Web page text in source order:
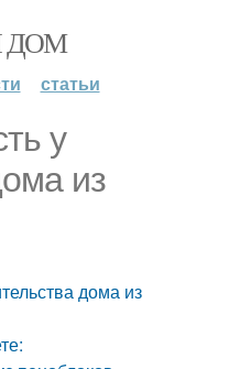
статьи
у
из
дома из